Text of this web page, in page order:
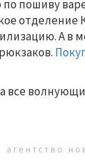
пошиву
отделение
А в
все